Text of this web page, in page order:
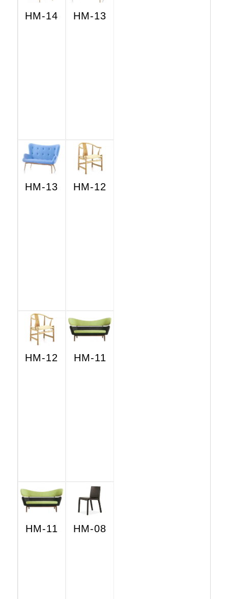
HM-14 HM-13
HM-13 HM-12
HM-12 HM-11
HM-11 HM-08